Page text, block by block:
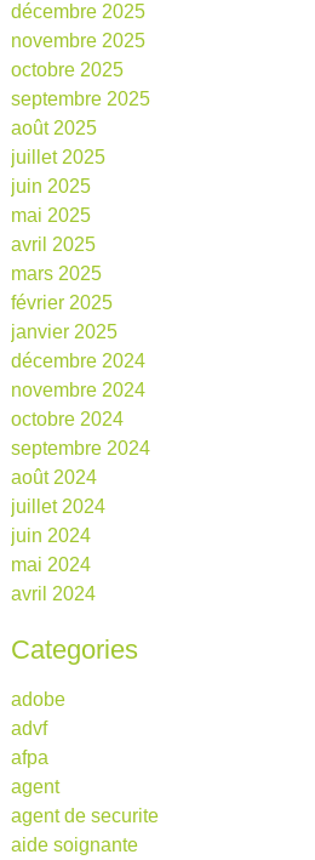
décembre 2025
novembre 2025
octobre 2025
septembre 2025
août 2025
juillet 2025
juin 2025
mai 2025
avril 2025
mars 2025
février 2025
janvier 2025
décembre 2024
novembre 2024
octobre 2024
septembre 2024
août 2024
juillet 2024
juin 2024
mai 2024
avril 2024
Categories
adobe
advf
afpa
agent
agent de securite
aide soignante